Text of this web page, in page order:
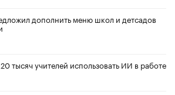
дополнить меню школ и детсадов
тысяч учителей использовать ИИ в работе